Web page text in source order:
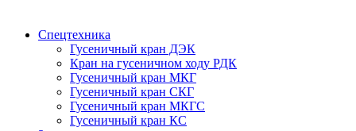
Спецтехника
Гусеничный кран ДЭК
Кран на гусеничном ходу РДК
Гусеничный кран МКГ
Гусеничный кран СКГ
Гусеничный кран МКГС
Гусеничный кран КС